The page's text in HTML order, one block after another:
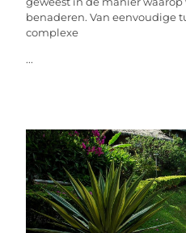
benaderen. Van eenvoudige
complexe
...